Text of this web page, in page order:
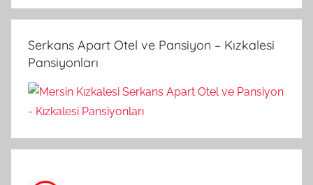
a
a
:
r
a
Serkans Apart Otel ve Pansiyon – Kızkalesi
Pansiyonları